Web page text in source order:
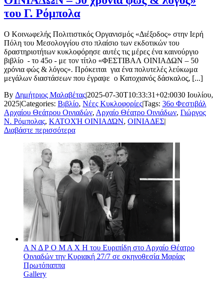
του Γ. Ρόμπολα
Ο Κοινωφελής Πολιτιστικός Οργανισμός «Διέξοδος» στην Ιερή
Πόλη του Μεσολογγίου στο πλαίσιο των εκδοτικών του
δραστηριοτήτων κυκλοφόρησε αυτές τις μέρες ένα καινούργιο
βιβλίο - το 45ο - με τον τίτλο «ΦΕΣΤΙΒΑΛ ΟΙΝΙΑΔΩΝ – 50
χρόνια φώς & λόγος». Πρόκειται για ένα πολυτελές λεύκωμα
μεγάλων διαστάσεων που έγραψε ο Κατοχιανός δάσκαλος, [...]
By Δημήτριος Μαλαβέτας|2025-07-30T10:33:31+02:0030 Ιουλίου,
2025|Categories: Βιβλίο, Νέες Κυκλοφορίες|Tags: 36ο Φεστιβάλ
Αρχαίου Θεάτρου Οινιαδών, Αρχαίο Θέατρο Οινιάδων, Γιώργος
Ν. Ρόμπολας, ΚΑΤΟΧΉ ΟΙΝΙΑΔΏΝ, ΟΙΝΙΑΔΕΣ|
Διαβάστε περισσότερα
Α Ν Δ Ρ Ο Μ Α Χ Η του Ευριπίδη στο Αρχαίο Θέατρο
Οινιαδών την Κυριακή 27/7 σε σκηνοθεσία Μαρίας
Πρωτόπαππα
Gallery